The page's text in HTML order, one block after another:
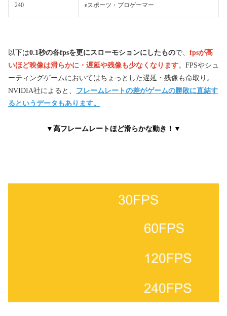
240 eスポーツ・プロゲーマー
以下は0.1秒の各fpsを更にスローモションにしたもので、 fpsが高
いほど映像は滑らかに・遅延や残像も少なくなります。FPSやシュ
ーティングゲームにおいてはちょっとした遅延・残像も命取り。
NVIDIA社によると、 フレームレートの差がゲームの勝敗に直結す
るというデータもあります。
▼高フレームレートほど滑らかな動き！▼